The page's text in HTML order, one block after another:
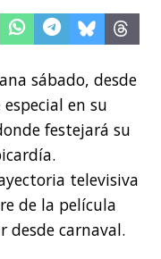
sábado, desde
en su
festejará su
televisiva
de la película
carnaval.